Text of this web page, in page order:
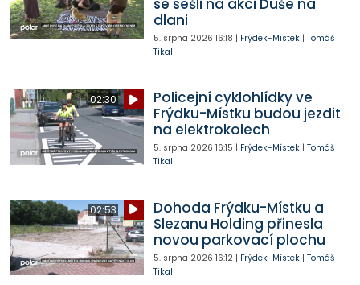
se sešli na akci Duše na
dlani
5. srpna 2026 16:18 | Frýdek-Místek| Tomáš
Tikal
02:30
Policejní cyklohlídky ve
Frýdku-Místku budou jezdit
na elektrokolech
5. srpna 2026 16:15 | Frýdek-Místek| Tomáš
Tikal
02:53
Dohoda Frýdku-Místku a
Slezanu Holding přinesla
novou parkovací plochu
5. srpna 2026 16:12| Frýdek-Místek| Tomáš
Tikal